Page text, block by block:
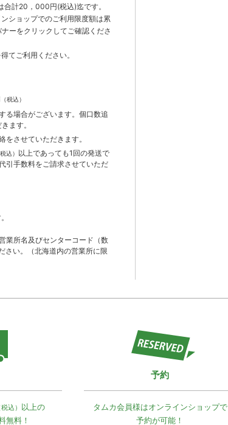
計20，000円(税込)迄です。
ショップでのご利用限度額は累
ーをクリックしてご確認くださ
てご利用ください。
（税込）
る場合がございます。個口数追
ます。
させていただきます。
税込） 以上であっても1回の発送で
引手数料をご請求させていただ
業所名及びセンターコード（数
さい。（北海道内の営業所に限
税込） 以上の
無料！
予約
タムカ会員様はオンラインショップで
予約が可能！